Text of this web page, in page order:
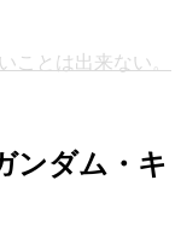
ことは出来ない。
ンダム・キ